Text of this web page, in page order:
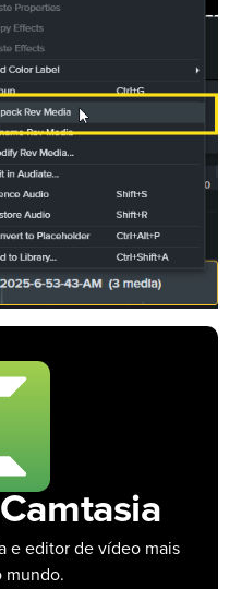
e editor de vídeo mais
mundo.